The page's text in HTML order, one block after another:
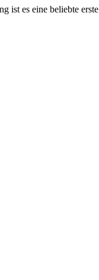
ist es eine beliebte